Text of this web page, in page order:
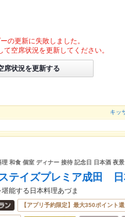
の更新に失敗しました。
て空席状況を更新してください。
席状況を更新する
キッ
理 和食 個室 ディナー 接待 記念日 日本酒 夜
テイズプレミア成田 日
能する日本料理あづま
【アプリ予約限定】最大350ポイント